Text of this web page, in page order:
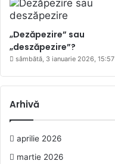
„Dezăpezire” sau
„deszăpezire”?
sâmbătă, 3 ianuarie 2026, 15:57
Arhivă
aprilie 2026
martie 2026